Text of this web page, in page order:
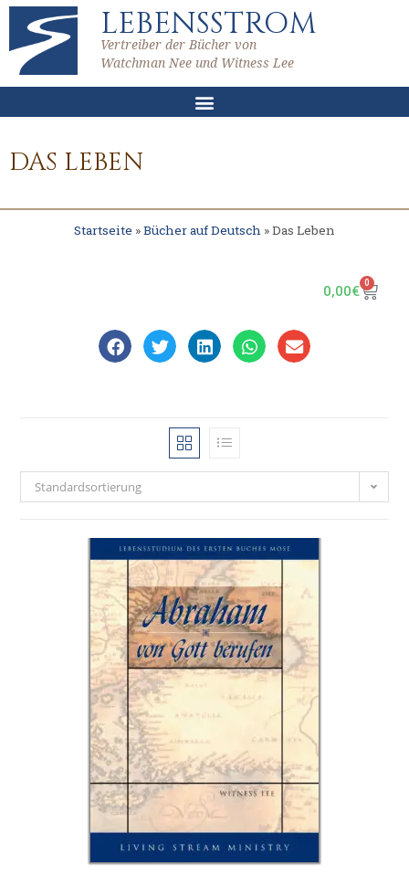
LEBENSSTROM
Vertreiber der Bücher von
Watchman Nee und Witness Lee
DAS LEBEN
Startseite »Bücher auf Deutsch »Das Leben
0,00€ 0
Standardsortierung